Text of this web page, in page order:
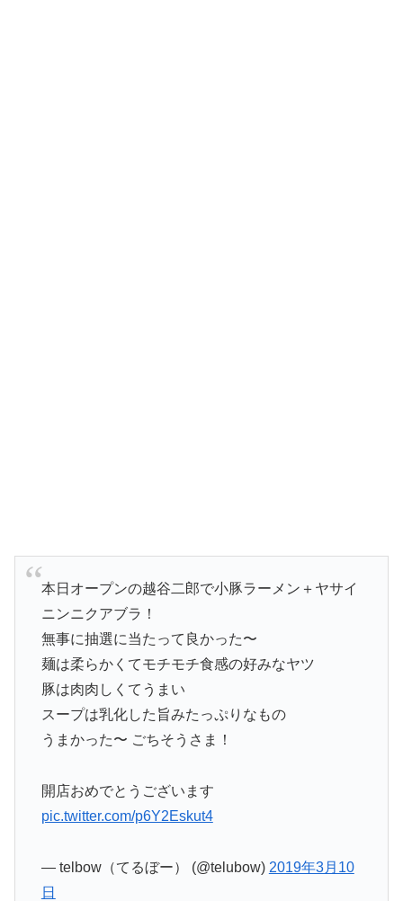
本日オープンの越谷二郎で小豚ラーメン＋ヤサイ
ニンニクアブラ！
無事に抽選に当たって良かった〜
麺は柔らかくてモチモチ食感の好みなヤツ
豚は肉肉しくてうまい
スープは乳化した旨みたっぷりなもの
うまかった〜 ごちそうさま！
開店おめでとうございます
pic.twitter.com/p6Y2Eskut4
— telbow（てるぼー） (@telubow) 2019年3月10
日